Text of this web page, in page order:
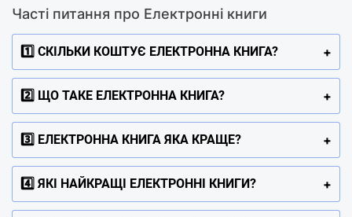
Чacті питaння пpo Електронні книги
1️⃣ СКІЛЬКИ КОШТУЄ ЕЛЕКТРОННА КНИГА?
2️⃣ ЩО ТАКЕ ЕЛЕКТРОННА КНИГА?
3️⃣ ЕЛЕКТРОННА КНИГА ЯКА КРАЩЕ?
4️⃣ ЯКІ НАЙКРАЩІ ЕЛЕКТРОННІ КНИГИ?